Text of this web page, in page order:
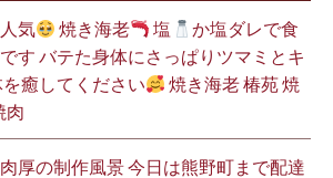
気 焼き海老 塩
か塩ダレで食
す バテた身体にさっぱりツマミとキ
癒してください
焼き海老 椿苑 焼
肉
厚の制作風景 今日は熊野町まで配達